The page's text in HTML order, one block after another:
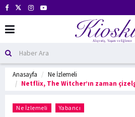
Anasayfa
Ne İzlemeli
Netflix, The Witcher’ın zaman
Ne İzlemeli Yabancı